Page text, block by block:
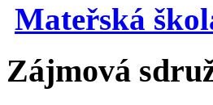
Mateřská
Zájmová